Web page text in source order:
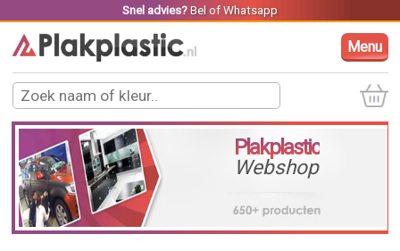
Snel advies? Belof Whatsapp
Menu
Plakplastic
Webshop